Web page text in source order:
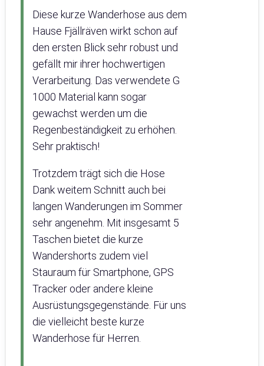
Diese kurze Wanderhose aus dem
Hause Fjällräven wirkt schon auf
den ersten Blick sehr robust und
gefällt mir ihrer hochwertigen
Verarbeitung. Das verwendete G
1000 Material kann sogar
gewachst werden um die
Regenbeständigkeit zu erhöhen.
Sehr praktisch!
Trotzdem trägt sich die Hose
Dank weitem Schnitt auch bei
langen Wanderungen im Sommer
sehr angenehm. Mit insgesamt 5
Taschen bietet die kurze
Wandershorts zudem viel
Stauraum für Smartphone, GPS
Tracker oder andere kleine
Ausrüstungsgegenstände. Für uns
die vielleicht beste kurze
Wanderhose für Herren.